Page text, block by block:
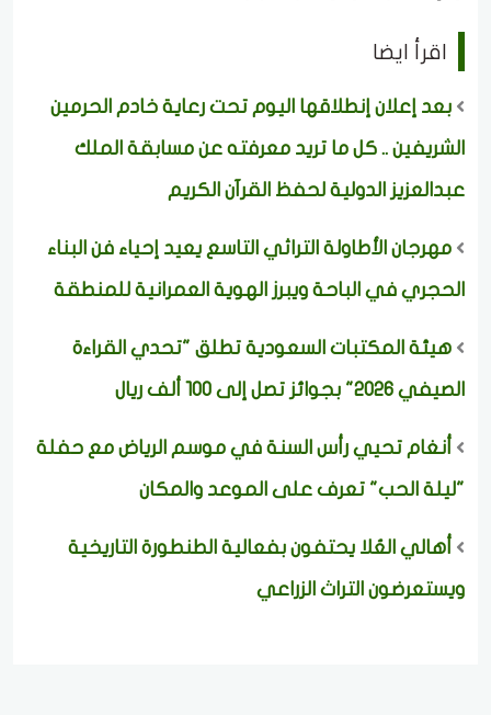
اقرأ ايضا
بعد إعلان إنطلاقها اليوم تحت رعاية خادم الحرمين
الشريفين .. كل ما تريد معرفته عن مسابقة الملك
عبدالعزيز الدولية لحفظ القرآن الكريم
مهرجان الأطاولة التراثي التاسع يعيد إحياء فن البناء
الحجري في الباحة ويبرز الهوية العمرانية للمنطقة
هيئة المكتبات السعودية تطلق "تحدي القراءة
الصيفي 2026" بجوائز تصل إلى 100 ألف ريال
أنغام تحيي رأس السنة في موسم الرياض مع حفلة
"ليلة الحب" تعرف على الموعد والمكان
أهالي العُلا يحتفون بفعالية الطنطورة التاريخية
ويستعرضون التراث الزراعي